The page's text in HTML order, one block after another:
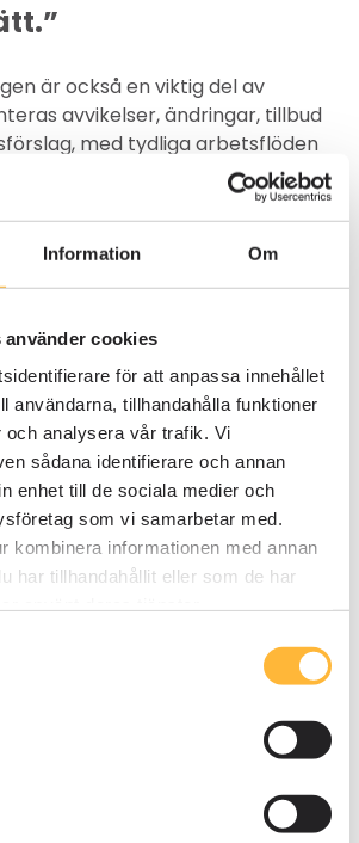
Information Om
använder cookies
för att anpassa innehållet
användarna, tillhandahålla funktioner
och analysera vår trafik. Vi
sådana identifierare och annan
enhet till de sociala medier och
som vi samarbetar med.
kombinera informationen med annan
har tillhandahållit eller som de har
är också en viktig del av
avvikelser, ändringar, tillbud
med tydliga arbetsflöden
Andra exempel är hantering
från prototyp till
inköpsbegäran. Dessutom
för att dokumentera och följa
revisioner.
delaktighet och
System som en naturlig del av
och genom att låta respektive
för sina rutiner, har de skapat
lät vi respektive
upprätta sina rutiner och
kvalitetsavdelningen som
konceptet har vi behållit. Det
eller förbättringar, säger Niklas
möjlighet